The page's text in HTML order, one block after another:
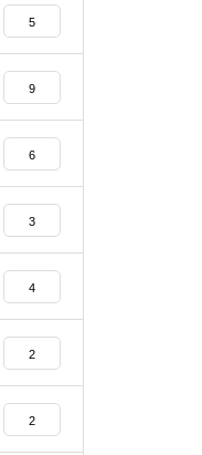
5
9
6
3
4
2
2